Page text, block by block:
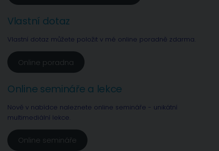
Vlastní dotaz
Vlastní dotaz můžete položit v mé online poradně zdarma.
Online poradna
Online semináře a lekce
Nově v nabídce naleznete online semináře - unikátní
multimediální lekce.
Online semináře